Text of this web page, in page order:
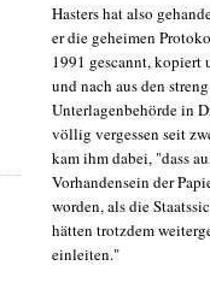
Hasters hat also
er die geheimen
1991 gescannt, kopiert
und nach aus den
Unterlagenbehörde in
völlig vergessen seit
kam ihm dabei, "dass
Vorhandensein der
worden, als die
hätten trotzdem
einleiten."